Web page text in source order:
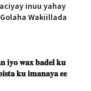
inuu yahay
Wakiillada
𝐢𝐲𝐨 𝐰𝐚𝐱 𝐛𝐚𝐝𝐞𝐥 𝐤𝐮
𝐤𝐮 𝐢𝐦𝐚𝐧𝐚𝐲𝐚 𝐞𝐞